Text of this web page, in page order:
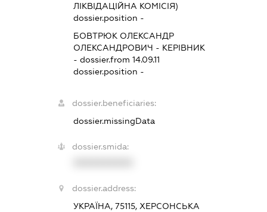
ЛІКВІДАЦІЙНА КОМІСІЯ)
dossier.position -
БОВТРЮК ОЛЕКСАНДР
ОЛЕКСАНДРОВИЧ - КЕРІВНИК
- dossier.from 14.09.11
dossier.position -
dossier.beneficiaries:
dossier.missingData
dossier.smida:
dossier.address:
УКРАЇНА, 75115, ХЕРСОНСЬКА